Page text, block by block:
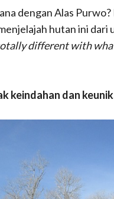
dengan Alas
hutan ini dari
different with
keindahan dan